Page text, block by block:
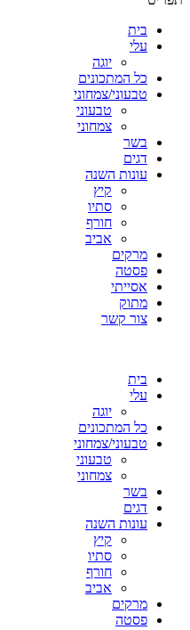
בית
עלי
יוגה
כל המתכונים
טבעוני/צמחוני
טבעוני
צמחוני
בשר
דגים
עונות השנה
קיץ
סתיו
חורף
אביב
מרקים
פסטה
אסייתי
מתוק
צור קשר
בית
עלי
יוגה
כל המתכונים
טבעוני/צמחוני
טבעוני
צמחוני
בשר
דגים
עונות השנה
קיץ
סתיו
חורף
אביב
מרקים
פסטה